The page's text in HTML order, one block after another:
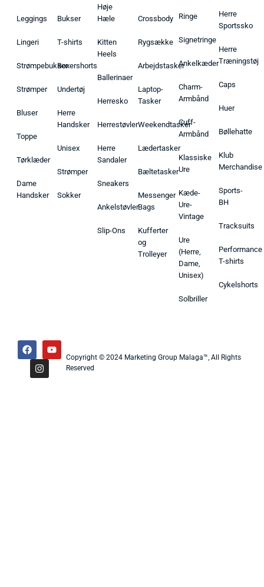
Leggings
Lingeri
Strømpebukser
Strømper
Bluser
Toppe
Tørklæder
Dame
Handsker
Bukser
T-shirts
Boxershorts
Undertøj
Herre
Handsker
Unisex
Strømper
Sokker
Høje
Hæle
Kitten
Heels
Ballerinaer
Herresko
Herrestøvler
Herre
Sandaler
Sneakers
Ankelstøvler
Slip-Ons
Crossbody
Rygsække
Arbejdstasker
Laptop-
Tasker
Weekendtasker
Lædertasker
Bæltetasker
Messenger
Bags
Kufferter
og
Trolleyer
Ringe
Signetringe
Ankelkæder
Charm-
Armbånd
Cuff-
Armbånd
Klassiske
Ure
Kæde-
Ure-
Vintage
Ure
(Herre,
Dame,
Unisex)
Solbriller
Herre
Sportssko
Herre
Træningstøj
Caps
Huer
Bøllehatte
Klub
Merchandise
Sports-
BH
Tracksuits
Performance
T-shirts
Cykelshorts
Copyright © 2024 Marketing Group Malaga™, All Rights
Reserved